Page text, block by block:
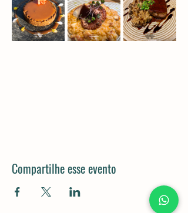
Compartilhe esse evento